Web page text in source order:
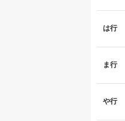
は行
ま行
や行